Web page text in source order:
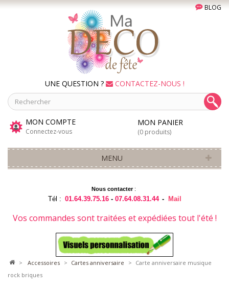
BLOG
UNE QUESTION ? CONTACTEZ-NOUS !
MON COMPTE
Connectez-vous
MON PANIER
(0 produits)
MENU
Nous contacter:
Tél : 01.64.39.75.16 -07.64.08.31.44 - Mail
Vos commandes sont traitées et expédiées tout l'été !
> accessoires > cartes anniversaire > Carte anniversaire musique
rock briques